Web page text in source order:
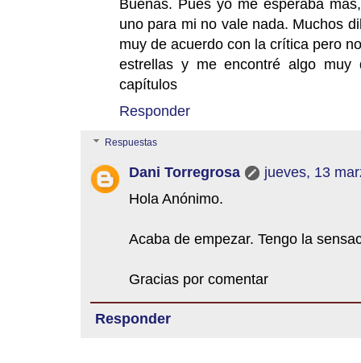
Buenas. Pues yo me esperaba
uno para mi no vale nada. Muchos
muy de acuerdo con la crítica pero
estrellas y me encontré algo muy
capítulos
Responder
Respuestas
Dani Torregrosa
jueves, 13
Hola Anónimo.
Acaba de empezar. Tengo la
Gracias por comentar
Responder